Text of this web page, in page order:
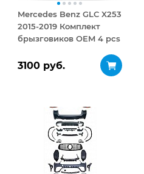
Mercedes Benz GLC X253
2015-2019 Комплект
брызговиков OEM 4 pcs
3100 руб.